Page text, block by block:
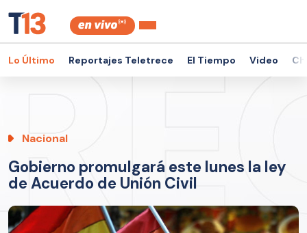
Lo Último Reportajes Teletrece El Tiempo Video
Nacional
Gobierno promulgará este lunes la ley
de Acuerdo de Unión Civil